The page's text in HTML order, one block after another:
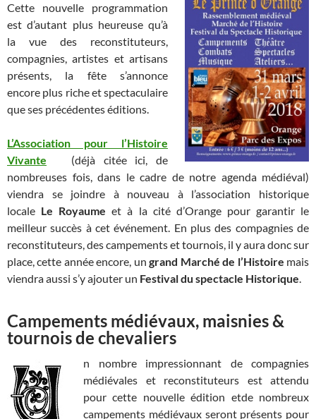
Cette nouvelle programmation
est d’autant plus heureuse qu’à
la vue des reconstituteurs,
compagnies, artistes et artisans
présents, la fête s’annonce
encore plus riche et spectaculaire
que ses précédentes éditions.
L’Association pour l’Histoire
Vivante
(déjà citée ici, de
nombreuses fois, dans le cadre de notre agenda médiéval)
viendra se joindre à nouveau à l’association historique
locale Le Royaume et à la cité d’Orange pour garantir le
meilleur succès à cet événement. En plus des compagnies de
reconstituteurs, des campements et tournois, il y aura donc sur
place, cette année encore, ungrand Marché de l’Histoire mais
viendra aussi s’y ajouter un Festival du spectacle Historique.
Campements médiévaux, maisnies &
tournois de chevaliers
n nombre impressionnant de compagnies
médiévales et reconstituteurs est attendu
pour cette nouvelle édition etde nombreux
campements médiévaux seront présents pour